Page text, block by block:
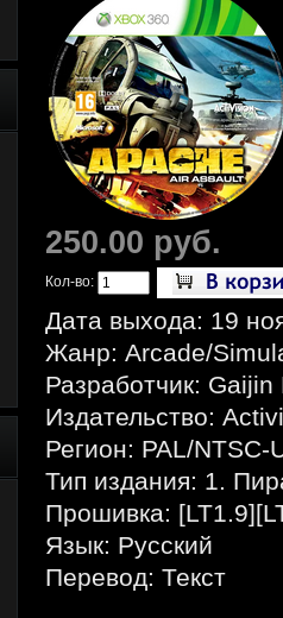
250.00 руб.
Кол-во:
Дата выхода: 19
Жанр: Arcade/
Разработчик:
Издательство:
Регион: PAL/NTSC-
Тип издания: 1.
Прошивка:
Язык: Русский
Перевод: Текст